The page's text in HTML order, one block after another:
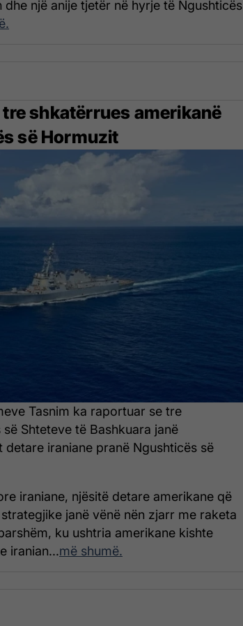
dhe një anije tjetër në hyrje të Ngushticës
shkatërrues amerikanë
së Hormuzit
Tasnim ka raportuar se tre
Shteteve të Bashkuara janë
iraniane pranë Ngushticës së
iraniane, njësitë detare amerikane që
janë vënë nën zjarr me raketa
ku ushtria amerikane kishte
iranian...më shumë.